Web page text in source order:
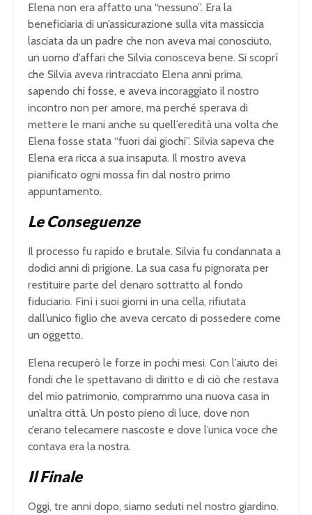
Elena non era affatto una “nessuno”. Era la
beneficiaria di un’assicurazione sulla vita massiccia
lasciata da un padre che non aveva mai conosciuto,
un uomo d’affari che Silvia conosceva bene. Si scoprì
che Silvia aveva rintracciato Elena anni prima,
sapendo chi fosse, e aveva incoraggiato il nostro
incontro non per amore, ma perché sperava di
mettere le mani anche su quell’eredità una volta che
Elena fosse stata “fuori dai giochi”. Silvia sapeva che
Elena era ricca a sua insaputa. Il mostro aveva
pianificato ogni mossa fin dal nostro primo
appuntamento.
Le Conseguenze
Il processo fu rapido e brutale. Silvia fu condannata a
dodici anni di prigione. La sua casa fu pignorata per
restituire parte del denaro sottratto al fondo
fiduciario. Finì i suoi giorni in una cella, rifiutata
dall’unico figlio che aveva cercato di possedere come
un oggetto.
Elena recuperò le forze in pochi mesi. Con l’aiuto dei
fondi che le spettavano di diritto e di ciò che restava
del mio patrimonio, comprammo una nuova casa in
un’altra città. Un posto pieno di luce, dove non
c’erano telecamere nascoste e dove l’unica voce che
contava era la nostra.
Il Finale
Oggi, tre anni dopo, siamo seduti nel nostro giardino.